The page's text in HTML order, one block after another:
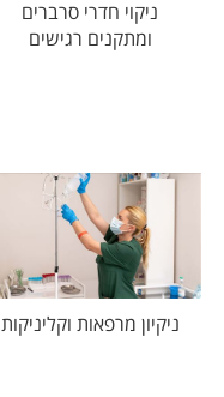
ניקוי חדרי סרברים
ומתקנים רגישים
ניקיון מרפאות וקליניקות